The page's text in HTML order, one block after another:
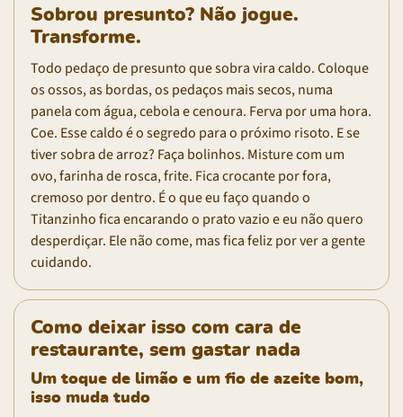
Sobrou presunto? Não jogue.
Transforme.
Todo pedaço de presunto que sobra vira caldo. Coloque
os ossos, as bordas, os pedaços mais secos, numa
panela com água, cebola e cenoura. Ferva por uma hora.
Coe. Esse caldo é o segredo para o próximo risoto. E se
tiver sobra de arroz? Faça bolinhos. Misture com um
ovo, farinha de rosca, frite. Fica crocante por fora,
cremoso por dentro. É o que eu faço quando o
Titanzinho fica encarando o prato vazio e eu não quero
desperdiçar. Ele não come, mas fica feliz por ver a gente
cuidando.
Como deixar isso com cara de
restaurante, sem gastar nada
Um toque de limão e um fio de azeite bom,
isso muda tudo